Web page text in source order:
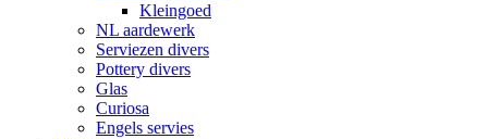
Kleingoed
NL aardewerk
Serviezen divers
Pottery divers
Glas
Curiosa
Engels servies